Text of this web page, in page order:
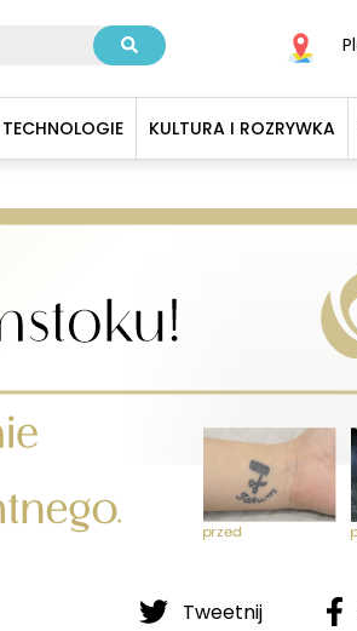
TECHNOLOGIE KULTURA I ROZRYWKA
Tweetnij